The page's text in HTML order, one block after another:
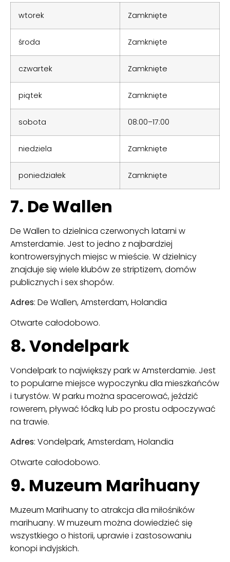
wtorek Zamknięte
środa Zamknięte
czwartek Zamknięte
piątek Zamknięte
sobota 08:00–17:00
niedziela Zamknięte
poniedziałek Zamknięte
7. De Wallen
De Wallen to dzielnica czerwonych latarni w
Amsterdamie. Jest to jedno z najbardziej
kontrowersyjnych miejsc w mieście. W dzielnicy
znajduje się wiele klubów ze striptizem, domów
publicznych i sex shopów.
Adres: De Wallen, Amsterdam, Holandia
Otwarte całodobowo.
8. Vondelpark
Vondelpark to największy park w Amsterdamie. Jest
to popularne miejsce wypoczynku dla mieszkańców
i turystów. W parku można spacerować, jeździć
rowerem, pływać łódką lub po prostu odpoczywać
na trawie.
Adres: Vondelpark, Amsterdam, Holandia
Otwarte całodobowo.
9. Muzeum Marihuany
Muzeum Marihuany to atrakcja dla miłośników
marihuany. W muzeum można dowiedzieć się
wszystkiego o historii, uprawie i zastosowaniu
konopi indyjskich.